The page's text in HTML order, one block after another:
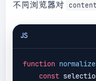
不同浏览器对
JS
function
const